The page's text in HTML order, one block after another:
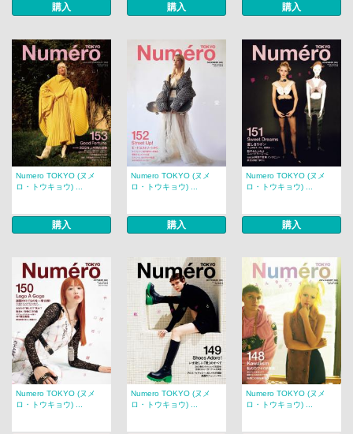
購入 購入 購入
Numero TOKYO (ヌメ
ロ・トウキョウ) ...
購入
Numero TOKYO (ヌメ
ロ・トウキョウ) ...
購入
Numero TOKYO (ヌメ
ロ・トウキョウ) ...
購入
Numero TOKYO (ヌメ
ロ・トウキョウ) ...
Numero TOKYO (ヌメ
ロ・トウキョウ) ...
Numero TOKYO (ヌメ
ロ・トウキョウ) ...